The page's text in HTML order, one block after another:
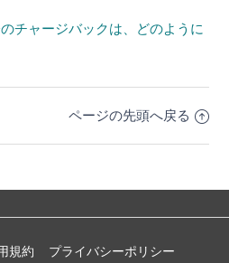
チャージバックは、どのように
ページの先頭へ戻る
規約 プライバシーポリシー